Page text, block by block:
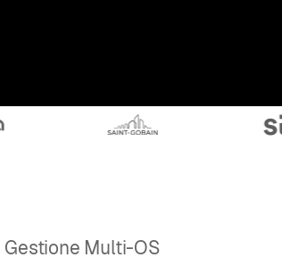
Gestione Multi-OS